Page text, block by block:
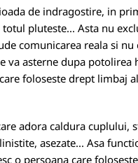
de indragostire, in
pluteste... Asta nu
comunicarea reala si
va asterne dupa potolirea
foloseste drept limbaj
adora caldura cuplului,
asezate... Asa
o persoana care